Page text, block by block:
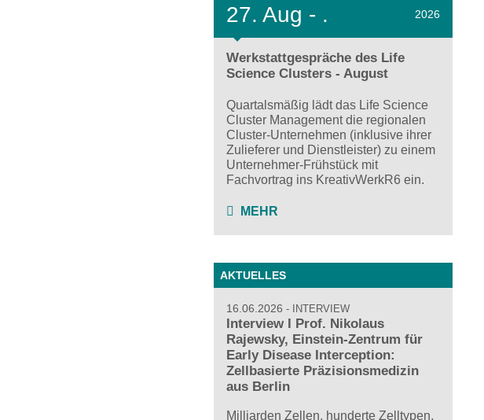
27. Aug - . 2026
Werkstattgespräche des Life
Science Clusters - August
Quartalsmäßig lädt das Life Science
Cluster Management die regionalen
Cluster-Unternehmen (inklusive ihrer
Zulieferer und Dienstleister) zu einem
Unternehmer-Frühstück mit
Fachvortrag ins KreativWerkR6 ein.
MEHR
AKTUELLES
16.06.2026 INTERVIEW
Interview I Prof. Nikolaus
Rajewsky, Einstein-Zentrum für
Early Disease Interception:
Zellbasierte Präzisionsmedizin
aus Berlin
Milliarden Zellen, hunderte Zelltypen,